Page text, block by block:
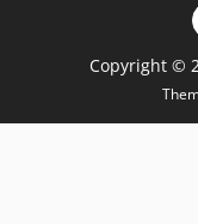
Copyright ©